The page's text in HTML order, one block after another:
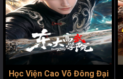
Học Viện Cao Võ Đông Đại